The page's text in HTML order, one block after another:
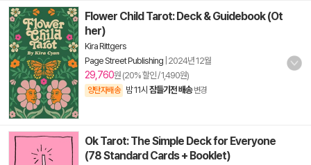
Flower Child Tarot: Deck & Guidebook (Ot
her)
Kira Rittgers
Page Street Publishing 2024년 12월
29,760원 (20% 할인 / 1,490원)
양탄자배송 밤 11시 잠들기전 배송 변경
Ok Tarot: The Simple Deck for Everyone
(78 Standard Cards + Booklet)